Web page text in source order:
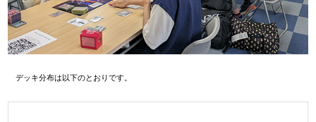
デッキ分布は以下のとおりです。